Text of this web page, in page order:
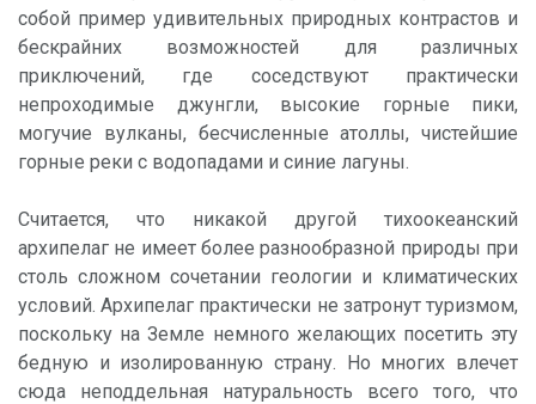
собой пример удивительных природных контрастов и
бескрайних возможностей для различных
приключений, где соседствуют практически
непроходимые джунгли, высокие горные пики,
могучие вулканы, бесчисленные атоллы, чистейшие
горные реки с водопадами и синие лагуны.
Считается, что никакой другой тихоокеанский
архипелаг не имеет более разнообразной природы при
столь сложном сочетании геологии и климатических
условий. Архипелаг практически не затронут туризмом,
поскольку на Земле немного желающих посетить эту
бедную и изолированную страну. Но многих влечет
сюда неподдельная натуральность всего того, что